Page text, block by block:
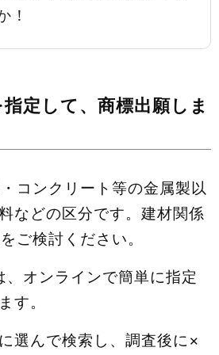
！
定して、商標出願しま
コンクリート等の金属製以
などの区分です。建材関係
ご検討ください。
、オンラインで簡単に指定
す。
選んで検索し、調査後に×